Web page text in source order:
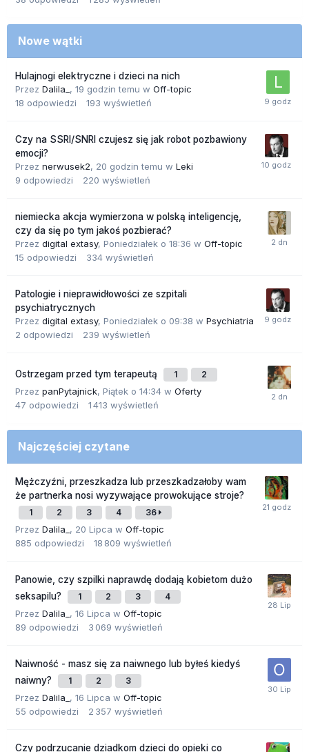
Nowe wątki
Hulajnogi elektryczne i dzieci na nich
Przez Dalila_ , 19 godzin temu w Off-topic
18 odpowiedzi 193 wyświetleń
Czy na SSRI/SNRI czujesz się jak robot pozbawiony
emocji?
Przez nerwusek2, 20 godzin temu w Leki
9 odpowiedzi 220 wyświetleń
niemiecka akcja wymierzona w polską inteligencję,
czy da się po tym jakoś pozbierać?
Przez digital extasy, Poniedziałek o 18:36 w Off-topic
15 odpowiedzi 334 wyświetleń
Patologie i nieprawidłowości ze szpitali
psychiatrycznych
Przez digital extasy, Poniedziałek o 09:38 w Psychiatria
2 odpowiedzi 239 wyświetleń
Ostrzegam przed tym terapeutą 1 2
Przez panPytajnick, Piątek o 14:34 w Oferty
47 odpowiedzi 1 413 wyświetleń
Najczęściej czytane
Mężczyźni, przeszkadza lub przeszkadzałoby wam
że partnerka nosi wyzywające prowokujące stroje?
1 2 3 4 36
Przez Dalila_ , 20 Lipca w Off-topic
885 odpowiedzi 18 809 wyświetleń
Panowie, czy szpilki naprawdę dodają kobietom dużo
seksapilu?
1 2 3 4
Przez Dalila_ , 16 Lipca w Off-topic
89 odpowiedzi 3 069 wyświetleń
Naiwność - masz się za naiwnego lub byłeś kiedyś
naiwny?
1 2 3
Przez Dalila_ , 16 Lipca w Off-topic
55 odpowiedzi 2 357 wyświetleń
Czy podrzucanie dziadkom dzieci do opieki co